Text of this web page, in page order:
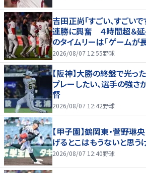
吉田正尚「すごい、すごい
連勝に興奮 ４時間超＆
のタイムリーは「ゲームが
た」
2026/08/07 12:55野球
【阪神】大勝の終盤で光っ
プレーしたい、選手の強さ
督
2026/08/07 12:42野球
【甲子園】鶴岡東・菅野琳
げるとこはもうないと思
2026/08/07 12:40野球